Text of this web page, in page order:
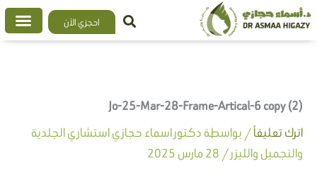
تخطي
إلى
احجزي الآن
Jo-25-Mar-28-Frame-Artical-6 copy (2)
اترك تعليقاً/ بواسطة دكتور اسماء حجازي استشاري الجلدية
والتجميل والليزر/ 28 مارس 2025